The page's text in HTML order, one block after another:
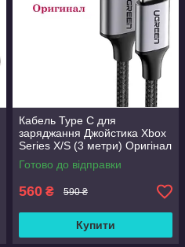
Кабель Type C для
заряджання Джойстика Xbox
Series X/S (3 метри) Оригінал
Готово до відправки
560 ₴ 590 ₴
Купити